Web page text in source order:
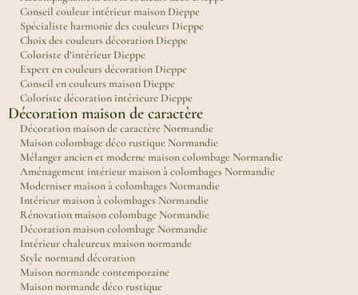
Conseil couleur intérieur maison Dieppe
Spécialiste harmonie des couleurs Dieppe
Choix des couleurs décoration Dieppe
Coloriste d’intérieur Dieppe
Expert en couleurs décoration Dieppe
Conseil en couleurs maison Dieppe
Coloriste décoration intérieure Dieppe
Décoration maison de caractère
Décoration maison de caractère Normandie
Maison colombage déco rustique Normandie
Mélanger ancien et moderne maison colombage Normandie
Aménagement intérieur maison à colombages Normandie
Moderniser maison à colombages Normandie
Intérieur maison à colombages Normandie
Rénovation maison colombage Normandie
Décoration maison colombage Normandie
Intérieur chaleureux maison normande
Style normand décoration
Maison normande contemporaine
Maison normande déco rustique